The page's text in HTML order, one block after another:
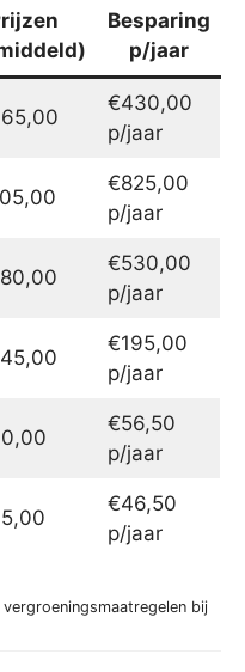
Besparing
p/jaar
€430,00
p/jaar
€825,00
p/jaar
€530,00
p/jaar
€195,00
p/jaar
€56,50
p/jaar
€46,50
p/jaar
bij